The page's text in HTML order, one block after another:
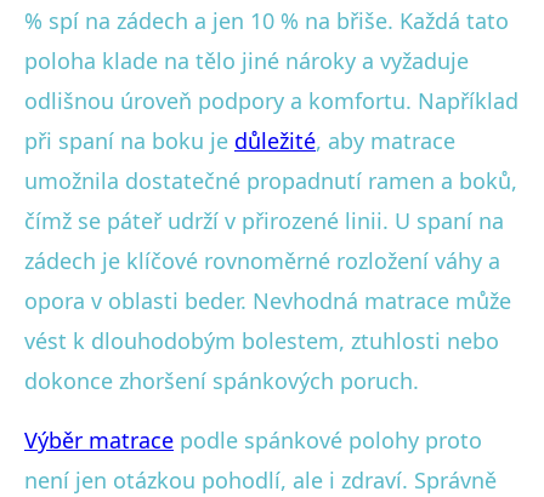
% spí na zádech a jen 10 % na břiše. Každá tato
poloha klade na tělo jiné nároky a vyžaduje
odlišnou úroveň podpory a komfortu. Například
při spaní na boku je důležité, aby matrace
umožnila dostatečné propadnutí ramen a boků,
čímž se páteř udrží v přirozené linii. U spaní na
zádech je klíčové rovnoměrné rozložení váhy a
opora v oblasti beder. Nevhodná matrace může
vést k dlouhodobým bolestem, ztuhlosti nebo
dokonce zhoršení spánkových poruch.
Výběr matrace podle spánkové polohy proto
není jen otázkou pohodlí, ale i zdraví. Správně